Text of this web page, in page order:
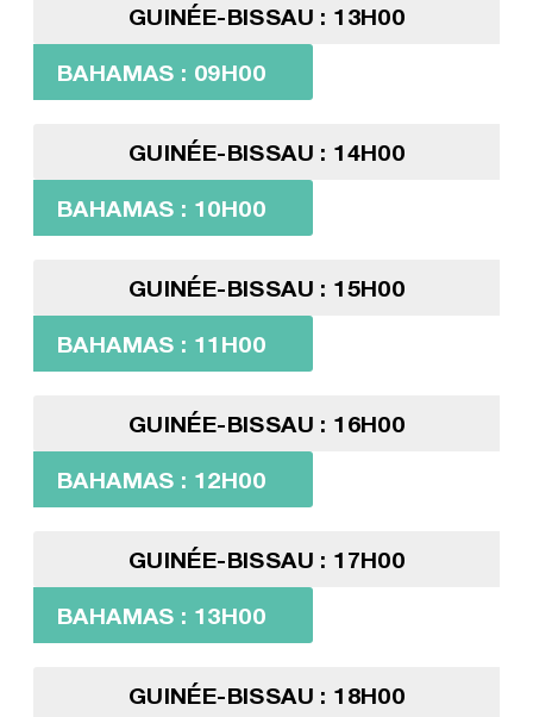
GUINÉE-BISSAU : 13H00
BAHAMAS : 09H00
GUINÉE-BISSAU : 14H00
BAHAMAS : 10H00
GUINÉE-BISSAU : 15H00
BAHAMAS : 11H00
GUINÉE-BISSAU : 16H00
BAHAMAS : 12H00
GUINÉE-BISSAU : 17H00
BAHAMAS : 13H00
GUINÉE-BISSAU : 18H00